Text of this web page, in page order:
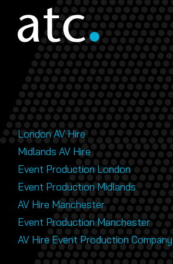
London AV Hire
Midlands AV Hire
Event Production London
Event Production Midlands
AV Hire Manchester
Event Production Manchester
AV Hire Event Production Company